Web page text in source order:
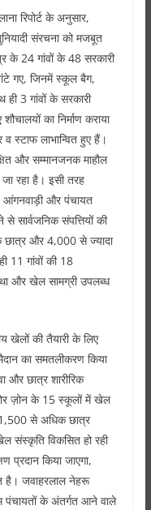
रिपोर्ट के अनुसार,
संरचना को मजबूत
के 24 गांवों के 48 सरकारी
गए, जिनमें स्कूल बैग,
3 गांवों के सरकारी
का निर्माण कराया
लाभान्वित हुए हैं।
और सम्मानजनक माहौल
रहा है। इसी तरह
आंगनवाड़ी और पंचायत
सार्वजनिक संपत्तियों की
छात्र और 4,000 से ज्यादा
11 गांवों की 18
और खेल सामग्री उपलब्ध
खेलों की तैयारी के लिए
का समतलीकरण किया
और छात्र शारीरिक
ज़ोन के 15 स्कूलों में खेल
1,500 से अधिक छात्र
संस्कृति विकसित हो रही
प्रदान किया जाएगा,
है। जवाहरलाल नेहरू
पंचायतों के अंतर्गत आने वाले